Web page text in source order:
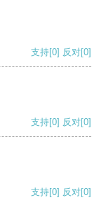
支持[0] 反对[0]
支持[0] 反对[0]
支持[0] 反对[0]